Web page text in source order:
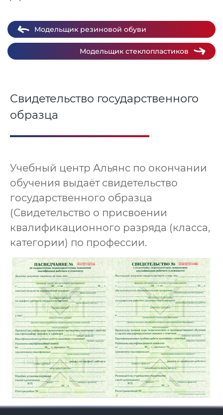
Модельщик резиновой обуви
Модельщик стеклопластиков
Свидетельство государственного
образца
Учебный центр Альянс по окончании
обучения выдаёт свидетельство
государственного образца
(Свидетельство о присвоении
квалификационного разряда (класса,
категории) по профессии.